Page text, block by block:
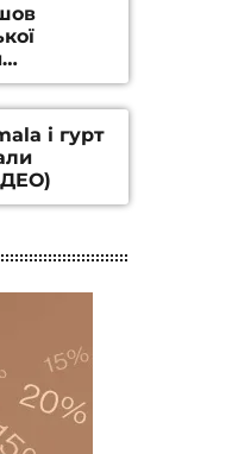
та
(ВІДЕО)
і гурт